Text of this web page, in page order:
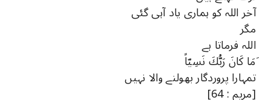
آخر اللہ کو ہماری یاد آہی گئی
مگر
اللہ فرماتا ہے
َمَا كَانَ رَبُّكَ نَسِيّاً
تمہارا پروردگار بھولنے والا نہیں
[مريم : 64]